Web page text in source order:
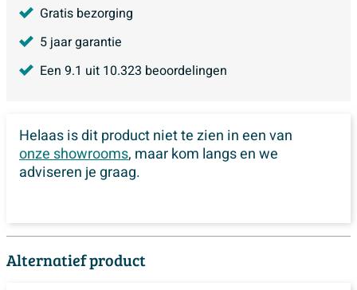
Gratis bezorging
5 jaar garantie
Een 9.1 uit 10.323 beoordelingen
Helaas is dit product niet te zien in een van
onze showrooms, maar kom langs en we
adviseren je graag.
Alternatief product